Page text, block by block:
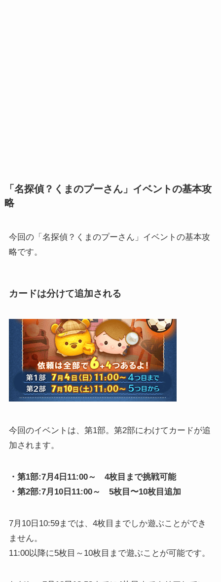
「名探偵？くまのプーさん」イベントの基本攻
略
今回の「名探偵？くまのプーさん」イベントの基本攻
略です。
カードは分けて追加される
今回のイベントは、第1部。第2部にわけてカードが追
加されます。
・第1部:7月4日11:00～ 4枚目まで挑戦可能
・第2部:7月10日11:00～ 5枚目〜10枚目追加
7月10日10:59までは、4枚目までしか遊ぶことができ
ません。
11:00以降に5枚目～10枚目まで遊ぶことが可能です。